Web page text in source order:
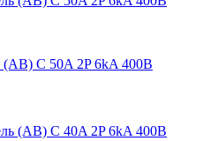
(АВ) C 50A 2P 6kA 400В